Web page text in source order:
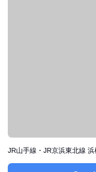
JR山手線・JR京浜東北線